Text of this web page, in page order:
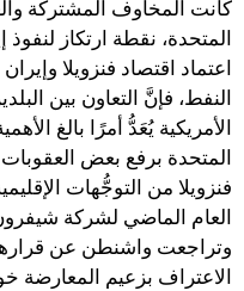
كانت المخاوف المشتركة
المتحدة، نقطة ارتكاز
اعتماد اقتصاد فنزويلا
النفط، فإنَّ التعاون بين
الأمريكية يُعَدُّ أمرًا بالغ
المتحدة برفع بعض
فنزويلا من التوجُّهات
العام الماضي لشركة
وتراجعت واشنطن عن
الاعتراف بزعيم المعارضة